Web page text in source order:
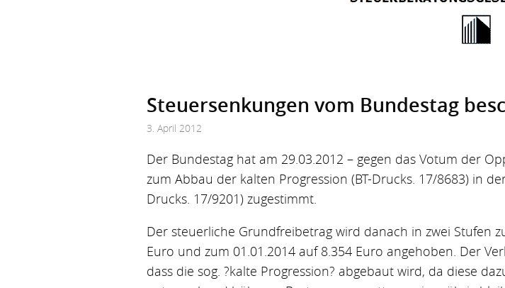
Steuer­senkungen vom Bundestag
3. April 2012
Der Bundestag hat am 29.03.2012 – gegen das Votum der
zum Abbau der kalten Progression (BT-Drucks. 17/8683) in
Drucks. 17/9201) zugestimmt.
Der steuerliche Grundfreibetrag wird danach in zwei Stufen
Euro und zum 01.01.2014 auf 8.354 Euro angehoben. Der
dass die sog. ?kalte Progression? abgebaut wird, da diese